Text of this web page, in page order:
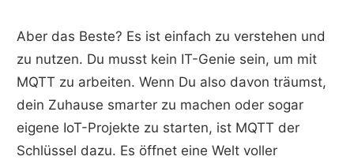
Aber das Beste? Es ist einfach zu verstehen und
zu nutzen. Du musst kein IT-Genie sein, um mit
MQTT zu arbeiten. Wenn Du also davon träumst,
dein Zuhause smarter zu machen oder sogar
eigene IoT-Projekte zu starten, ist MQTT der
Schlüssel dazu. Es öffnet eine Welt voller